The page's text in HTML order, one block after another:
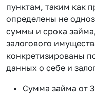
пунктам, таким как
определены не
суммы и срока
залогового
конкретизированы
данных о себе и
Сумма займа от